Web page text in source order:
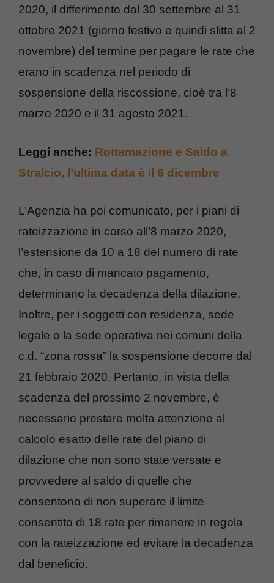
2020, il differimento dal 30 settembre al 31
ottobre 2021 (giorno festivo e quindi slitta al 2
novembre) del termine per pagare le rate che
erano in scadenza nel periodo di
sospensione della riscossione, cioè tra l’8
marzo 2020 e il 31 agosto 2021.
Leggi anche: Rottamazione e Saldo a
Stralcio, l’ultima data è il 6 dicembre
L’Agenzia ha poi comunicato, per i piani di
rateizzazione in corso all’8 marzo 2020,
l’estensione da 10 a 18 del numero di rate
che, in caso di mancato pagamento,
determinano la decadenza della dilazione.
Inoltre, per i soggetti con residenza, sede
legale o la sede operativa nei comuni della
c.d. “zona rossa” la sospensione decorre dal
21 febbraio 2020. Pertanto, in vista della
scadenza del prossimo 2 novembre, è
necessario prestare molta attenzione al
calcolo esatto delle rate del piano di
dilazione che non sono state versate e
provvedere al saldo di quelle che
consentono di non superare il limite
consentito di 18 rate per rimanere in regola
con la rateizzazione ed evitare la decadenza
dal beneficio.